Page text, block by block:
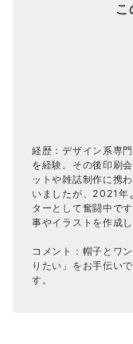
経歴：デザイン系専
を経験。その後印刷
ットや雑誌制作に携
いましたが、2021年
ターとして奮闘中で
事やイラストを作成し
コメント：帽子とワ
りたい」をお手伝い
す。